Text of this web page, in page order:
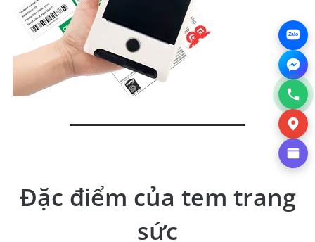
Đặc điểm của tem trang
sức
Zalo